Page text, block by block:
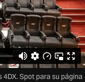
4DX. Spot para su página